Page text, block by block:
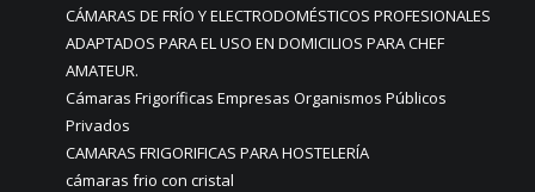
CÁMARAS DE FRÍO Y ELECTRODOMÉSTICOS PROFESIONALES
ADAPTADOS PARA EL USO EN DOMICILIOS PARA CHEF
AMATEUR.
Cámaras Frigoríficas Empresas Organismos Públicos
Privados
CAMARAS FRIGORIFICAS PARA HOSTELERÍA
cámaras frio con cristal